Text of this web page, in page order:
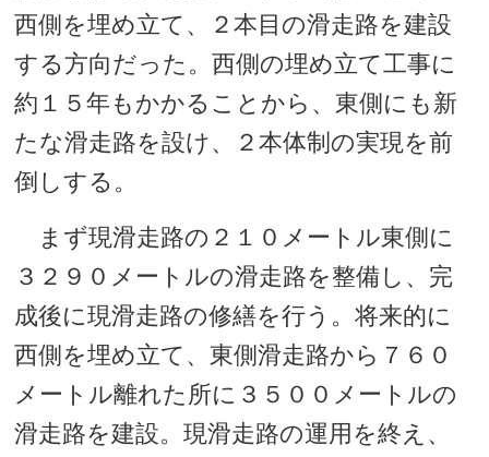
西側を埋め立て、２本目の滑走路を建設
する方向だった。西側の埋め立て工事に
約１５年もかかることから、東側にも新
たな滑走路を設け、２本体制の実現を前
倒しする。
まず現滑走路の２１０メートル東側に
３２９０メートルの滑走路を整備し、完
成後に現滑走路の修繕を行う。将来的に
西側を埋め立て、東側滑走路から７６０
メートル離れた所に３５００メートルの
滑走路を建設。現滑走路の運用を終え、